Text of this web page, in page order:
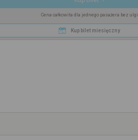
Cena całkowita dla jednego pasażera bez ulgi
Kup bilet miesięczny